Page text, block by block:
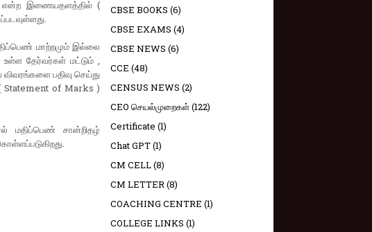
என்ற இணையதளத்தில் (
மாற்றமும் இல்லை
உள்ள தேர்வர்கள் மட்டும் ,
பதிவு செய்து
Statement of Marks )
மதிப்பெண் சான்றிதழ்
CBSE BOOKS (6)
CBSE EXAMS (4)
CBSE NEWS (6)
CCE (48)
CENSUS NEWS (2)
CEO செயல்முறைகள்(122)
Certificate (1)
Chat GPT(1)
CM CELL(8)
CM LETTER(8)
COACHING CENTRE (1)
COLLEGE LINKS (1)